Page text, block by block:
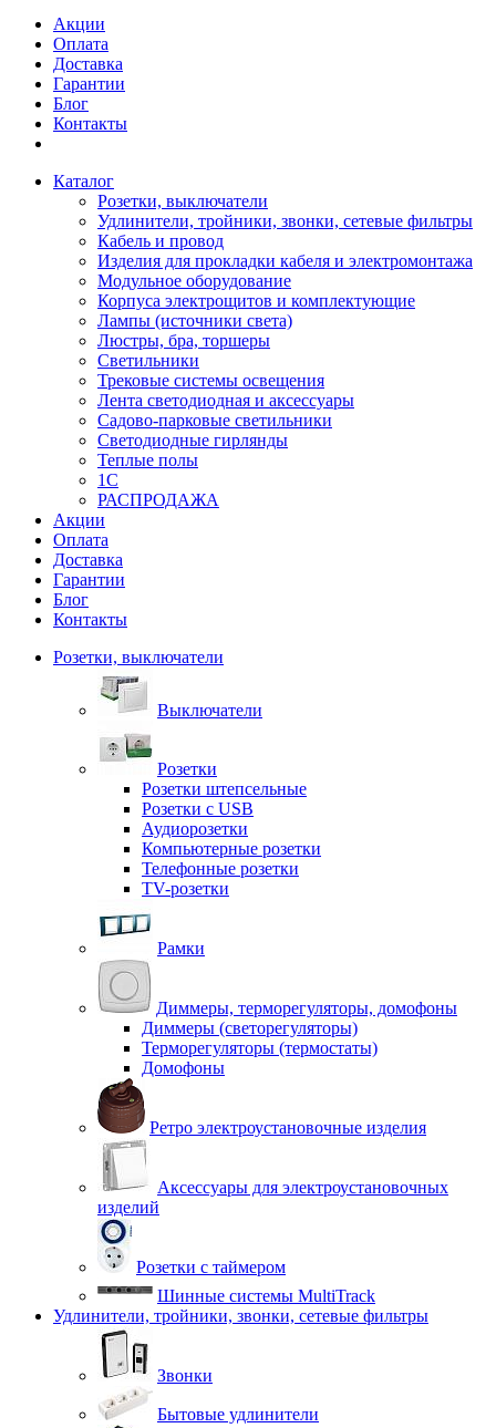
Акции
Оплата
Доставка
Гарантии
Блог
Контакты
Каталог
Розетки, выключатели
Удлинители, тройники, звонки, сетевые фильтры
Кабель и провод
Изделия для прокладки кабеля и электромонтажа
Модульное оборудование
Корпуса электрощитов и комплектующие
Лампы (источники света)
Люстры, бра, торшеры
Светильники
Трековые системы освещения
Лента светодиодная и аксессуары
Садово-парковые светильники
Светодиодные гирлянды
Теплые полы
1С
РАСПРОДАЖА
Акции
Оплата
Доставка
Гарантии
Блог
Контакты
Розетки, выключатели
Выключатели
Розетки
Розетки штепсельные
Розетки с USB
Аудиорозетки
Компьютерные розетки
Телефонные розетки
TV-розетки
Рамки
Диммеры, терморегуляторы, домофоны
Диммеры (светорегуляторы)
Терморегуляторы (термостаты)
Домофоны
Ретро электроустановочные изделия
Аксессуары для электроустановочных
изделий
Розетки с таймером
Шинные системы MultiTrack
Удлинители, тройники, звонки, сетевые фильтры
Звонки
Бытовые удлинители